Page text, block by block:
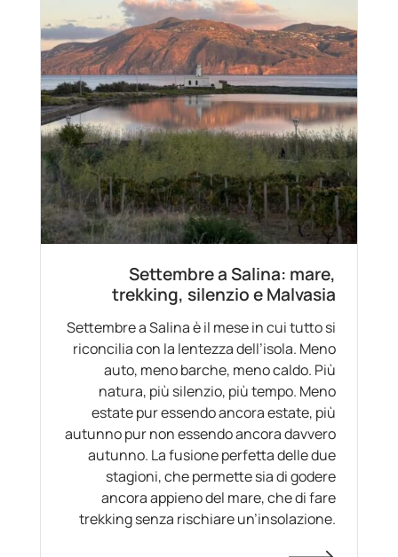
Settembre a Salina: mare,
trekking, silenzio e Malvasia
Settembre a Salina è il mese in cui tutto si
riconcilia con la lentezza dell’isola. Meno
auto, meno barche, meno caldo. Più
natura, più silenzio, più tempo. Meno
estate pur essendo ancora estate, più
autunno pur non essendo ancora davvero
autunno. La fusione perfetta delle due
stagioni, che permette sia di godere
ancora appieno del mare, che di fare
trekking senza rischiare un’insolazione.